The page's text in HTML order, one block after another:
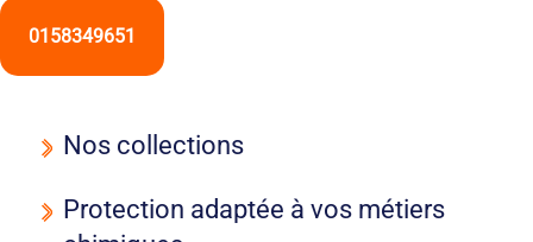
protection
EPI
et
employeurs
et
recyclage
chez
Actualités
0158349651
Nos collections
Protection adaptée à vos métiers